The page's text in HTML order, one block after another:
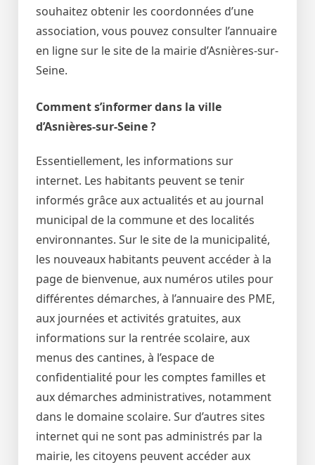
souhaitez obtenir les coordonnées d’une
association, vous pouvez consulter l’annuaire
en ligne sur le site de la mairie d’Asnières-sur-
Seine.
Comment s’informer dans la ville
d’Asnières-sur-Seine ?
Essentiellement, les informations sur
internet. Les habitants peuvent se tenir
informés grâce aux actualités et au journal
municipal de la commune et des localités
environnantes. Sur le site de la municipalité,
les nouveaux habitants peuvent accéder à la
page de bienvenue, aux numéros utiles pour
différentes démarches, à l’annuaire des PME,
aux journées et activités gratuites, aux
informations sur la rentrée scolaire, aux
menus des cantines, à l’espace de
confidentialité pour les comptes familles et
aux démarches administratives, notamment
dans le domaine scolaire. Sur d’autres sites
internet qui ne sont pas administrés par la
mairie, les citoyens peuvent accéder aux